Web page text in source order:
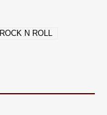
ROCK N ROLL